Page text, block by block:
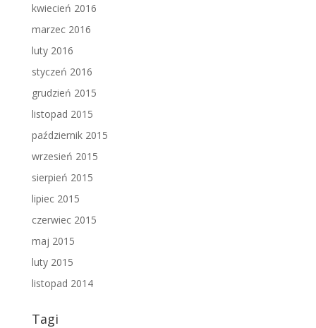
kwiecień 2016
marzec 2016
luty 2016
styczeń 2016
grudzień 2015
listopad 2015
październik 2015
wrzesień 2015
sierpień 2015
lipiec 2015
czerwiec 2015
maj 2015
luty 2015
listopad 2014
Tagi